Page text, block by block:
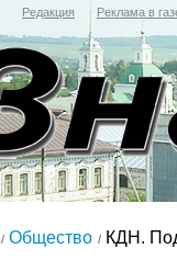
Редакция Реклама в
Общество КДН.